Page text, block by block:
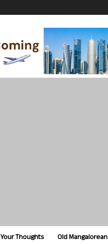
Your Thoughts Old Mangalorean